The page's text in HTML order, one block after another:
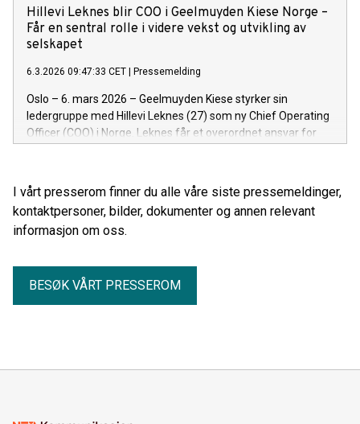
Head of Operations, driftssjef. Nå går hun inn som
seniorrådgiver i Geelmuyden Kiese og igjen nær medarbeider
med Rolf Ellingsen Aaneland som hun jobbet tett sammen
Hillevi Leknes blir COO i Geelmuyden Kiese Norge –
Får en sentral rolle i videre vekst og utvikling av
selskapet
6.3.2026 09:47:33 CET Pressemelding
Oslo – 6. mars 2026 – Geelmuyden Kiese styrker sin
ledergruppe med Hillevi Leknes (27) som ny Chief Operating
Officer (COO) i Norge. Leknes får et overordnet ansvar for
I vårt presserom finner du alle våre siste pressemeldinger,
kontaktpersoner, bilder, dokumenter og annen relevant
informasjon om oss.
BESØK VÅRT PRESSEROM